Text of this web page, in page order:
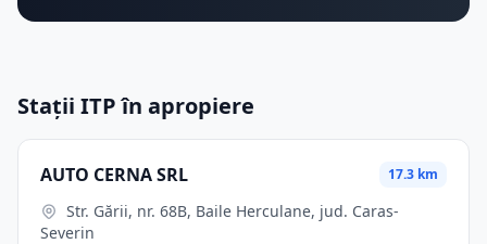
Stații ITP în apropiere
AUTO CERNA SRL 17.3 km
Severin